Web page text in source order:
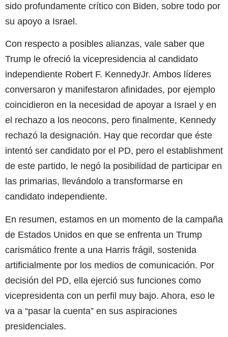
sido profundamente crítico con Biden, sobre todo por
su apoyo a Israel.
Con respecto a posibles alianzas, vale saber que
Trump le ofreció la vicepresidencia al candidato
independiente Robert F. KennedyJr. Ambos líderes
conversaron y manifestaron afinidades, por ejemplo
coincidieron en la necesidad de apoyar a Israel y en
el rechazo a los neocons, pero finalmente, Kennedy
rechazó la designación. Hay que recordar que éste
intentó ser candidato por el PD, pero el establishment
de este partido, le negó la posibilidad de participar en
las primarias, llevándolo a transformarse en
candidato independiente.
En resumen, estamos en un momento de la campaña
de Estados Unidos en que se enfrenta un Trump
carismático frente a una Harris frágil, sostenida
artificialmente por los medios de comunicación. Por
decisión del PD, ella ejerció sus funciones como
vicepresidenta con un perfil muy bajo. Ahora, eso le
va a “pasar la cuenta” en sus aspiraciones
presidenciales.